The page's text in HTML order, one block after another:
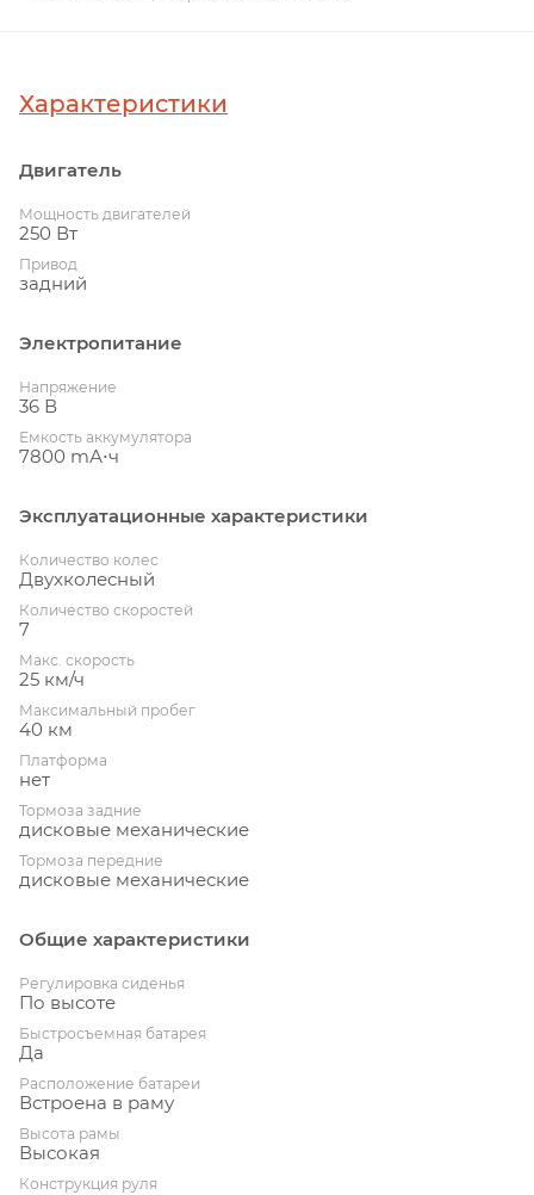
Характеристики
Двигатель
Мощность двигателей
250 Вт
Привод
задний
Электропитание
Напряжение
36 В
Емкость аккумулятора
7800 mА⋅ч
Эксплуатационные характеристики
Количество колес
Двухколесный
Количество скоростей
7
Макс. скорость
25 км/ч
Максимальный пробег
40 км
Платформа
нет
Тормоза задние
дисковые механические
Тормоза передние
дисковые механические
Общие характеристики
Регулировка сиденья
По высоте
Быстросъемная батарея
Да
Расположение батареи
Встроена в раму
Высота рамы
Высокая
Конструкция руля